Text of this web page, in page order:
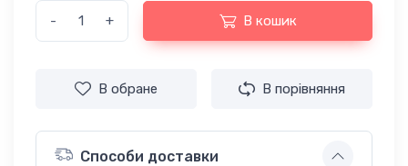
- + В кошик
В обране В порівняння
Способи доставки